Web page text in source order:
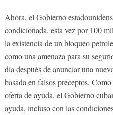
Ahora, el Gobierno
condicionada, esta vez por 100
la existencia de un bloqueo
como una amenaza para su
día después de anunciar una
basada en falsos preceptos.
oferta de ayuda, el Gobierno
ayuda, incluso con las